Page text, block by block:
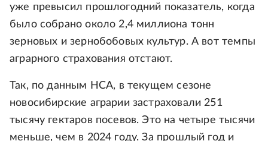
уже превысил прошлогодний показатель, когда
было собрано около 2,4 миллиона тонн
зерновых и зернобобовых культур. А вот темпы
аграрного страхования отстают.
Так, по данным НСА, в текущем сезоне
новосибирские аграрии застраховали 251
тысячу гектаров посевов. Это на четыре тысячи
меньше, чем в 2024 году. За прошлый год и